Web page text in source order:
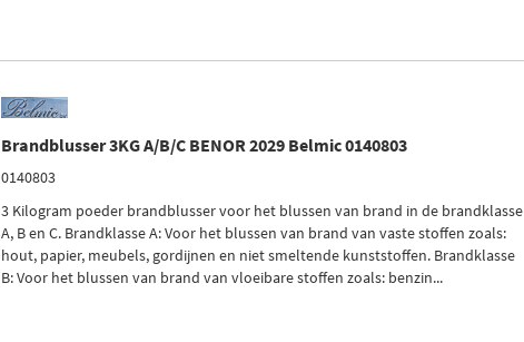
Brandblusser 3KG A/B/C BENOR 2029 Belmic 0140803
0140803
3 Kilogram poeder brandblusser voor het blussen van brand in de brandklasse
A, B en C. Brandklasse A: Voor het blussen van brand van vaste stoffen zoals:
hout, papier, meubels, gordijnen en niet smeltende kunststoffen. Brandklasse
B: Voor het blussen van brand van vloeibare stoffen zoals: benzin...